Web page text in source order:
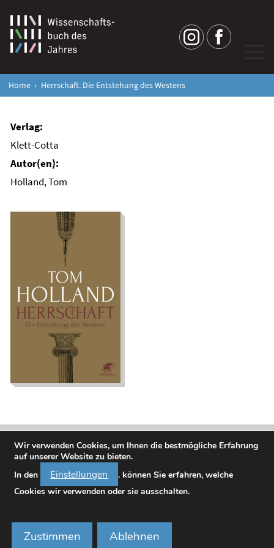
Home Herrschaft. Die Entstehung des Westens
Herrschaft. Die
Entstehung des
Westens
Holland, Tom
Klett-Cotta
Wir verwenden Cookies, um Ihnen die bestmögliche Erfahrung
auf unserer Website zu bieten.
In den
Einstellungen
. können Sie erfahren, welche
Cookies wir verwenden oder sie ausschalten.
Zustimmen Ablehnen